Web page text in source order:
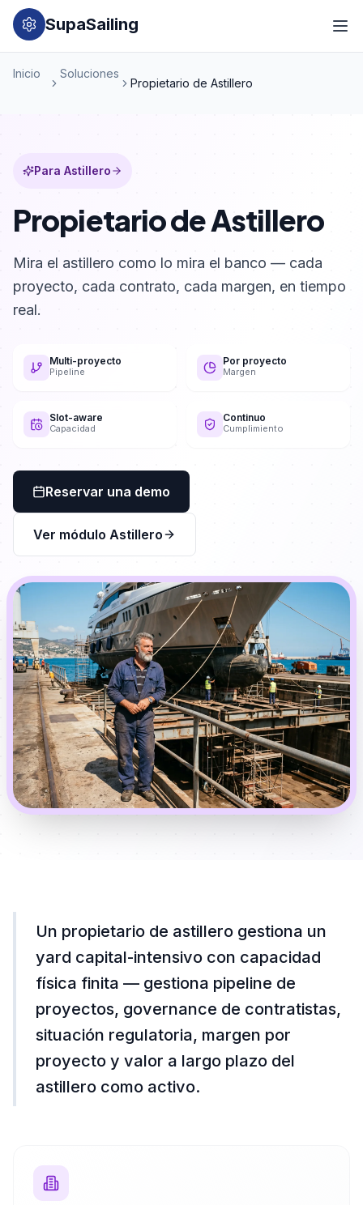
SupaSailing
Inicio Soluciones
Propietario de Astillero
Para Astillero
Propietario de Astillero
Mira el astillero como lo mira el banco — cada
proyecto, cada contrato, cada margen, en tiempo
real.
Multi-proyecto
Pipeline
Por proyecto
Margen
Slot-aware
Capacidad
Continuo
Cumplimiento
Reservar una demo
Ver módulo Astillero
Un propietario de astillero gestiona un
yard capital-intensivo con capacidad
física finita — gestiona pipeline de
proyectos, governance de contratistas,
situación regulatoria, margen por
proyecto y valor a largo plazo del
astillero como activo.